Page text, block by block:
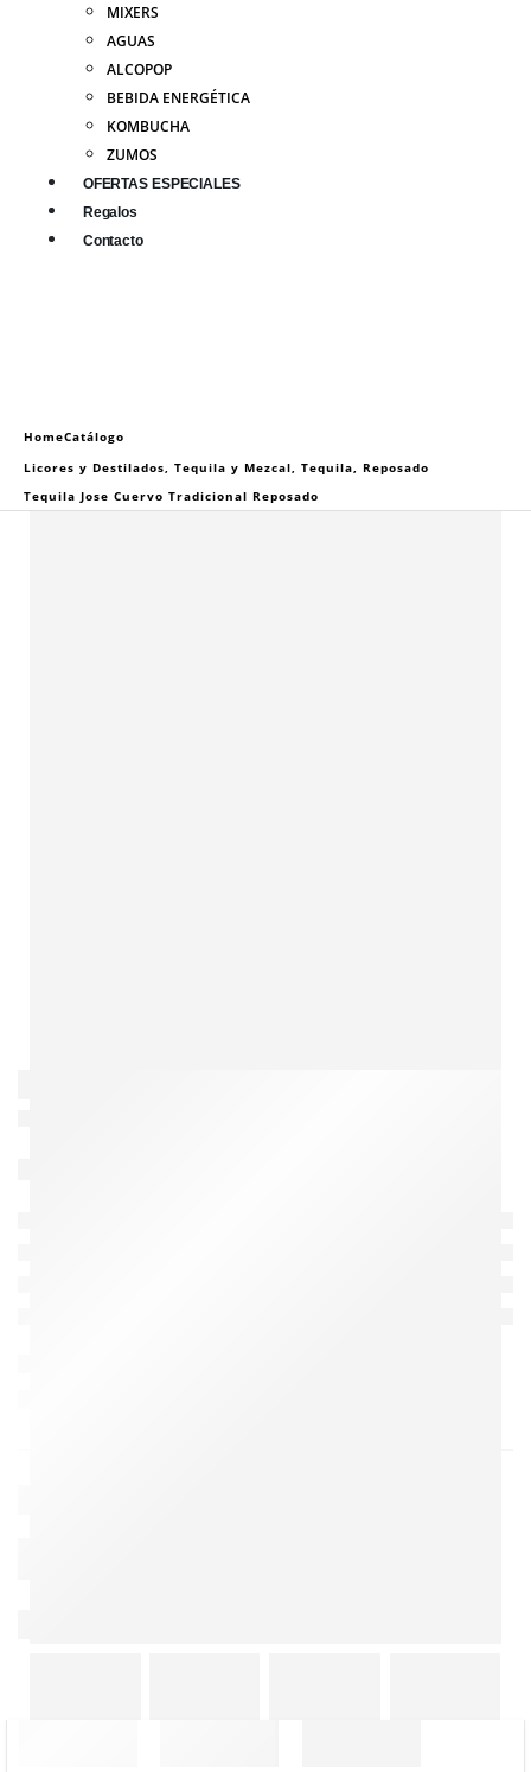
MIXERS
AGUAS
ALCOPOP
BEBIDA ENERGÉTICA
KOMBUCHA
ZUMOS
OFERTAS ESPECIALES
Regalos
Contacto
HomeCatálogo
Licores y Destilados, Tequila y Mezcal, Tequila, Reposado
Tequila Jose Cuervo Tradicional Reposado